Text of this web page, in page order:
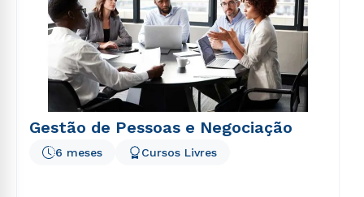
Gestão de Pessoas e Negociação
6 meses Cursos Livres